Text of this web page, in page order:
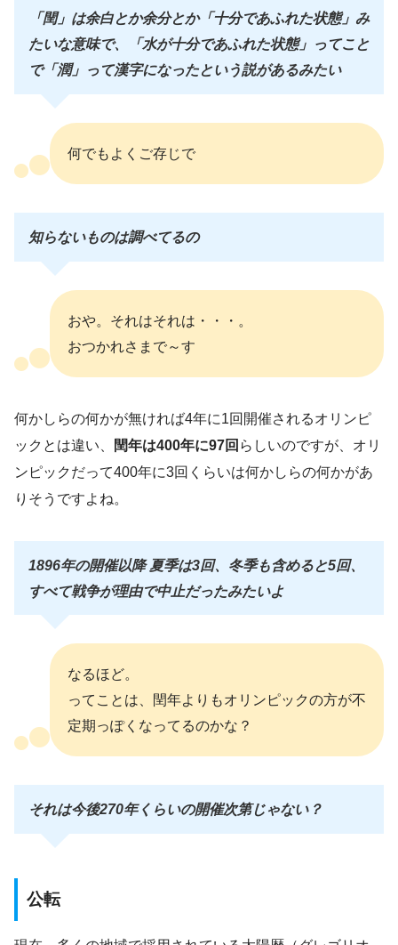
「閏」は余白とか余分とか「十分であふれた状態」み
たいな意味で、
「水が十分であふれた状態」ってこと
で「潤」って漢字になったという説があるみたい
何でもよくご存じで
知らないものは調べてるの
おや。それはそれは・・・。
おつかれさまで～す
何かしらの何かが無ければ4年に1回開催されるオリンピ
ックとは違い、
閏年は400年に97回 らしいのですが、オリ
ンピックだって400年に3回くらいは何かしらの何かがあ
りそうですよね。
1896年の開催以降 夏季は3回、冬季も含めると5回、
すべて戦争が理由で中止だったみたいよ
なるほど。
ってことは、閏年よりもオリンピックの方が不
定期っぽくなってるのかな？
それは今後270年くらいの開催次第じゃない？
公転